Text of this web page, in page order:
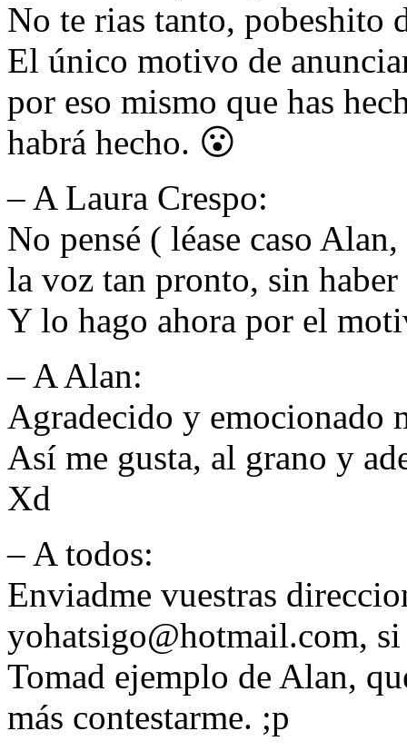
No te rias tanto, pobeshito
El único motivo de
por eso mismo que has
habrá hecho. 😮
– A Laura Crespo:
No pensé ( léase caso
la voz tan pronto, sin
Y lo hago ahora por el
– A Alan:
Agradecido y emocionado
Así me gusta, al grano y
Xd
– A todos:
Enviadme vuestras
yohatsigo@hotmail.com,
Tomad ejemplo de Alan,
más contestarme. ;p